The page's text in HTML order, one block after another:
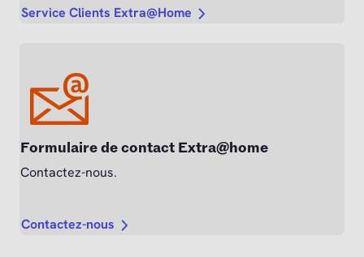
Service Clients Extra@Home
Formulaire de contact Extra@home
Contactez-nous.
Contactez-nous